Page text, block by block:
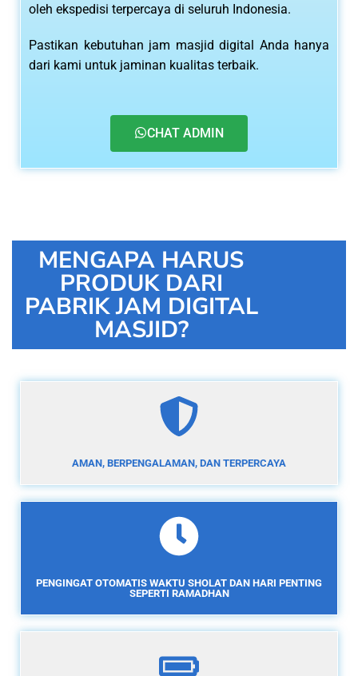
oleh ekspedisi terpercaya di seluruh Indonesia.
Pastikan kebutuhan jam masjid digital Anda hanya
dari kami untuk jaminan kualitas terbaik.
CHAT ADMIN
MENGAPA HARUS
PRODUK DARI
PABRIK JAM DIGITAL
MASJID?
AMAN, BERPENGALAMAN, DAN TERPERCAYA
PENGINGAT OTOMATIS WAKTU SHOLAT DAN HARI PENTING
SEPERTI RAMADHAN